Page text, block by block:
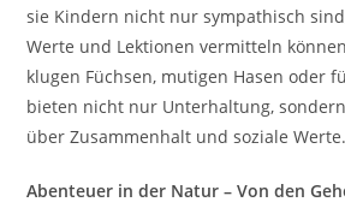
sie Kindern nicht nur sympathisch
Werte und Lektionen vermitteln
klugen Füchsen, mutigen Hasen oder
bieten nicht nur Unterhaltung,
über Zusammenhalt und soziale Werte.
Abenteuer in der Natur – Von den